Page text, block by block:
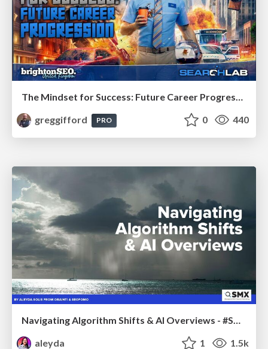
The Mindset for Success: Future Career Progression
greggifford
PRO 0 440
Navigating Algorithm Shifts & AI Overviews - #SMXNext
aleyda
1 1.5k